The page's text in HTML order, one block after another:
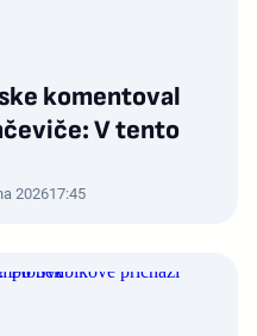
komentoval
V tento
202617:45